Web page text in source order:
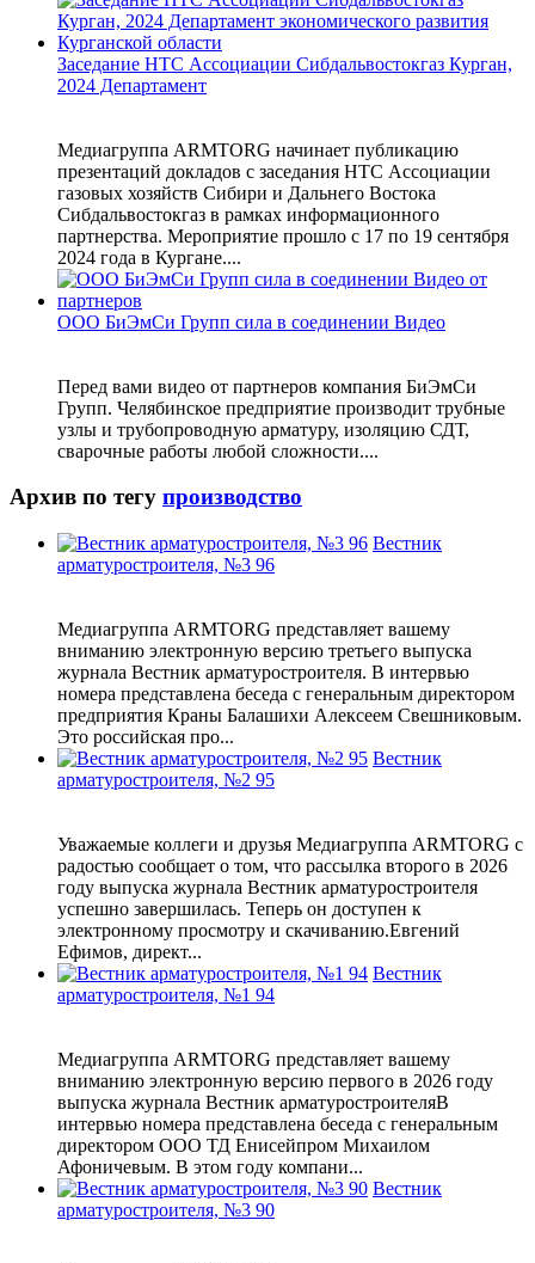
Заседание НТС Ассоциации Сибдальвостокгаз Курган,
2024 Департамент
Медиагруппа ARMTORG начинает публикацию
презентаций докладов с заседания НТС Ассоциации
газовых хозяйств Сибири и Дальнего Востока
Сибдальвостокгаз в рамках информационного
партнерства. Мероприятие прошло с 17 по 19 сентября
2024 года в Кургане....
ООО БиЭмСи Групп сила в соединении Видео
Перед вами видео от партнеров компания БиЭмСи
Групп. Челябинское предприятие производит трубные
узлы и трубопроводную арматуру, изоляцию СДТ,
сварочные работы любой сложности....
Архив по тегу производство
Вестник
арматуростроителя, №3 96
Медиагруппа ARMTORG представляет вашему
вниманию электронную версию третьего выпуска
журнала Вестник арматуростроителя. В интервью
номера представлена беседа с генеральным директором
предприятия Краны Балашихи Алексеем Свешниковым.
Это российская про...
Вестник
арматуростроителя, №2 95
Уважаемые коллеги и друзья Медиагруппа ARMTORG с
радостью сообщает о том, что рассылка второго в 2026
году выпуска журнала Вестник арматуростроителя
успешно завершилась. Теперь он доступен к
электронному просмотру и скачиванию.Евгений
Ефимов, директ...
Вестник
арматуростроителя, №1 94
Медиагруппа ARMTORG представляет вашему
вниманию электронную версию первого в 2026 году
выпуска журнала Вестник арматуростроителяВ
интервью номера представлена беседа с генеральным
директором ООО ТД Енисейпром Михаилом
Афоничевым. В этом году компани...
Вестник
арматуростроителя, №3 90